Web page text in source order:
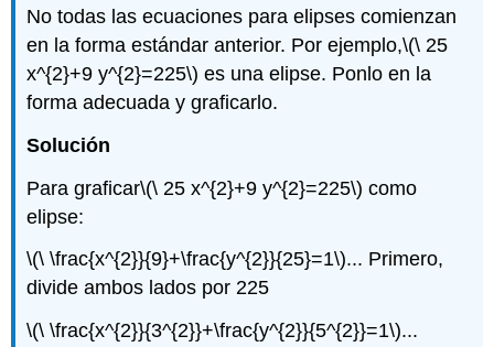
No todas las ecuaciones para elipses comienzan
en la forma estándar anterior. Por ejemplo,\(\ 25
x^{2}+9 y^{2}=225\) es una elipse. Ponlo en la
forma adecuada y graficarlo.
Solución
Para graficar\(\ 25 x^{2}+9 y^{2}=225\) como
elipse:
\(\ \frac{x^{2}}{9}+\frac{y^{2}}{25}=1\)... Primero,
divide ambos lados por 225
\(\ \frac{x^{2}}{3^{2}}+\frac{y^{2}}{5^{2}}=1\)...